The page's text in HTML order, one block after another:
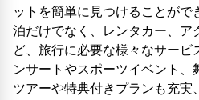
ットを簡単に見つけることがで
泊だけでなく、レンタカー、ア
ど、旅行に必要な様々なサービ
ンサートやスポーツイベント、
ツアーや特典付きプランも充実